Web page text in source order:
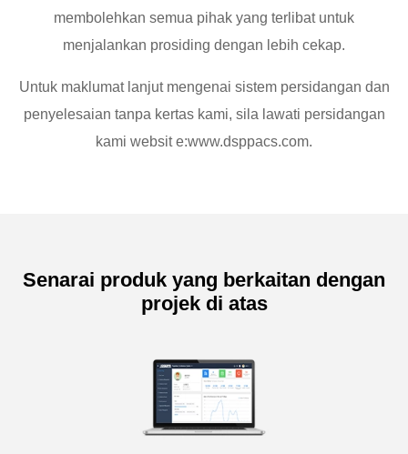
membolehkan semua pihak yang terlibat untuk
menjalankan prosiding dengan lebih cekap.
Untuk maklumat lanjut mengenai sistem persidangan dan
penyelesaian tanpa kertas kami, sila lawati persidangan
kami websit e:www.dsppacs.com.
Senarai produk yang berkaitan dengan
projek di atas